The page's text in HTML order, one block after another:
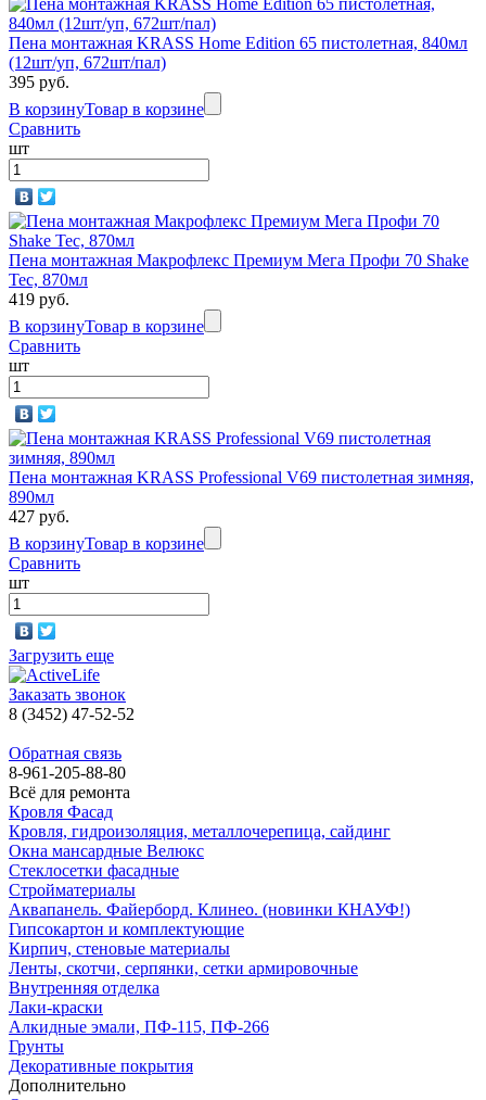
Пена монтажная KRASS Home Edition 65 пистолетная, 840мл
(12шт/уп, 672шт/пал)
395 руб.
В корзинуТовар в корзине
Сравнить
шт
Пена монтажная Макрофлекс Премиум Мега Профи 70 Shake
Tec, 870мл
419 руб.
В корзинуТовар в корзине
Сравнить
шт
Пена монтажная KRASS Professional V69 пистолетная зимняя,
890мл
427 руб.
В корзинуТовар в корзине
Сравнить
шт
Загрузить еще
Заказать звонок
8 (3452) 47-52-52
Обратная связь
8-961-205-88-80
Всё для ремонта
Кровля Фасад
Кровля, гидроизоляция, металлочерепица, сайдинг
Окна мансардные Велюкс
Стеклосетки фасадные
Стройматериалы
Аквапанель. Файерборд. Клинео. (новинки КНАУФ!)
Гипсокартон и комплектующие
Кирпич, стеновые материалы
Ленты, скотчи, серпянки, сетки армировочные
Внутренняя отделка
Лаки-краски
Алкидные эмали, ПФ-115, ПФ-266
Грунты
Декоративные покрытия
Дополнительно